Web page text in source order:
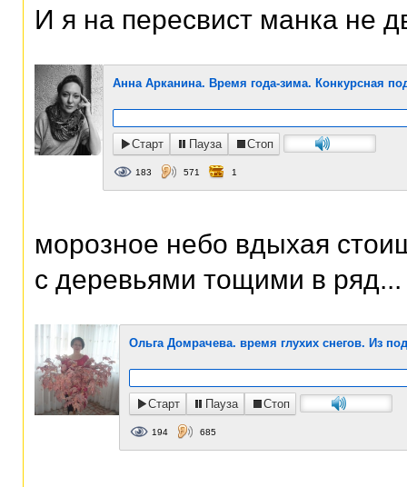
И я на пересвист манка не
Анна Арканина. Время года-зима. Конкурсная
Старт Пауза Стоп
183 571 1
морозное небо вдыхая
с деревьями тощими в ряд...
Ольга Домрачева. время глухих снегов. Из
Старт Пауза Стоп
194 685